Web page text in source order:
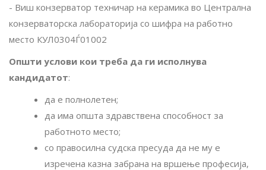
- Виш конзерватор техничар на керамика во Централна
конзерваторска лабораторија со шифра на работно
место КУЛ0304Ѓ01002
Општи услови кои треба да ги исполнува
кандидатот:
да е полнолетен;
да има општа здравствена способност за
работното место;
со правосилна судска пресуда да не му е
изречена казна забрана на вршење професија,